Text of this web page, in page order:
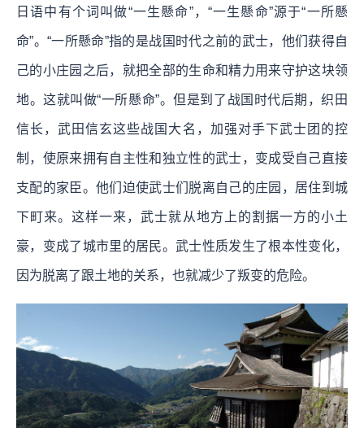
日语中有个词叫做“一生懸命”，“一生懸命”源于“一所懸
命”。“一所懸命”指的是战国时代之前的武士，他们获得自
己的小庄园之后，就把全部的生命和精力用来守护这块领
地。这就叫做“一所懸命”。但是到了战国时代后期，织田
信长，武田信玄这些战国大名，加强对手下武士团的控
制，使原来拥有自主性和独立性的武士，变成受自己直接
支配的家臣。他们迫使武士们脱离自己的庄园，居住到城
下町来。这样一来，武士就从地方上的割据一方的小土
豪，变成了城市里的居民。武士性质发生了根本性变化，
因为脱离了跟土地的关系，也就减少了叛变的危险。